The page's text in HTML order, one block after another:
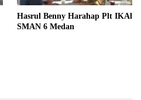
Hasrul Benny Harahap Plt IKAl
SMAN 6 Medan